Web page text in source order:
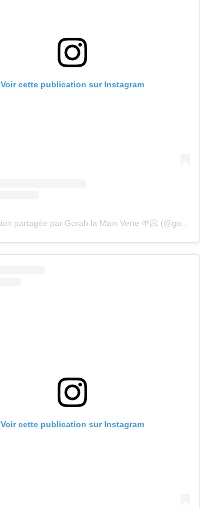
Voir cette publication sur Instagram
Voir cette publication sur Instagram